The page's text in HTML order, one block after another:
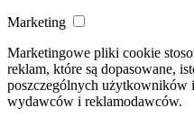
Marketing
Marketingowe pliki cookie
reklam, które są dopasowane,
poszczególnych użytkowników
wydawców i reklamodawców.